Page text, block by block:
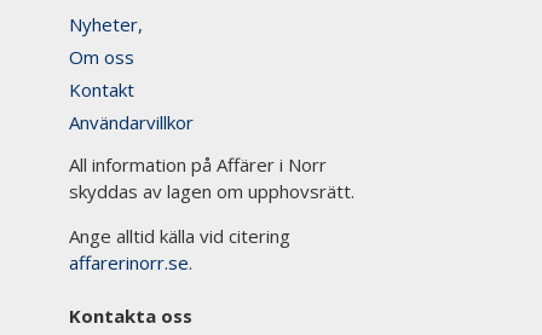
Nyheter,
Om oss
Kontakt
Användarvillkor
All information på Affärer i Norr
skyddas av lagen om upphovsrätt.
Ange alltid källa vid citering
affarerinorr.se.
Kontakta oss